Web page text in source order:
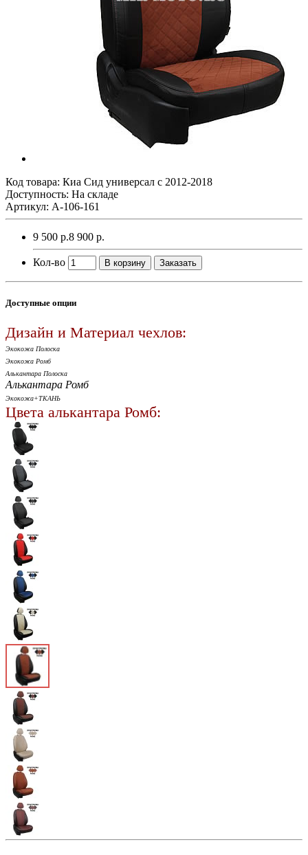
Код товара: Киа Сид универсал с 2012-2018
Доступность: На складе
Артикул: A-106-161
9 500 р.8 900 р.
Кол-во В корзину Заказать
Доступные опции
Дизайн и Материал чехлов:
Экокожа Полоска
Экокожа Ромб
Алькантара Полоска
Алькантара Ромб
Экокожа+ТКАНЬ
Цвета алькантара Ромб: